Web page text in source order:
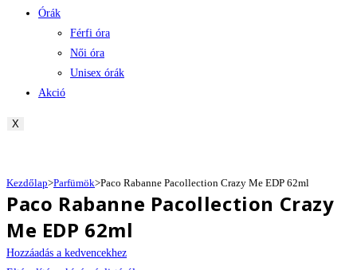
Órák
Férfi óra
Női óra
Unisex órák
Akció
X
Kezdőlap>Parfümök>Paco Rabanne Pacollection Crazy Me EDP 62ml
Paco Rabanne Pacollection Crazy
Me EDP 62ml
Hozzáadás a kedvencekhez